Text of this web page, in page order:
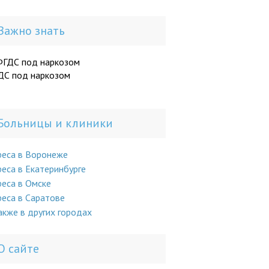
знать
под наркозом
и клиники
в Воронеже
в Екатеринбурге
в Омске
в Саратове
в других городах
сайте